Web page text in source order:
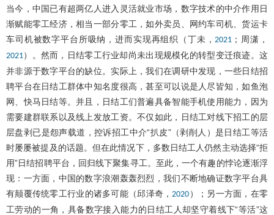
当今，中国已有超两亿人进入灵活就业市场，数字技术的中介作用日
渐赋能零工经济，相当一部分零工，如外卖员、网约车司机、货运卡
车司机被数字平台所吸纳，进而实现再组织（丁未， 2021 ；周潇，
2021）。然而，日结零工行业却尚未出现规模化的转型变迁痕迹。这
并非源于数字平台的缺位。实际上，我们在调研中发现，一些日结招
聘平台在日结工群体中知名度很高，甚至可以说是人尽皆知，如鱼泡
网、快马日结等。并且，日结工们普遍具备智能手机使用能力，因为
需要建群联系以及线上发放工资。不仅如此，日结工对线下招工的层
层盘剥已是怨声载道，控诉招工中介“扒皮”（剥削人）是日结工等活
时屡屡被提及的话题。但在此情况下，多数日结工人仍然主动选择“拒
用”日结招聘平台，回归线下聚集寻工。至此，一个有趣的悖论逐渐浮
现：一方面，中国的数字浪潮轰轰烈烈，我们不断地确证数字平台具
有颠覆传统零工行业的诸多可能（邱泽奇， 2020 ）；另一方面，在零
工劳动的一角，具备数字接入能力的日结工人却坚守着线下“等活”这